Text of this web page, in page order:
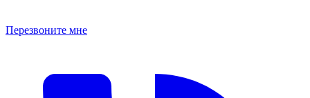
Перезвоните мне